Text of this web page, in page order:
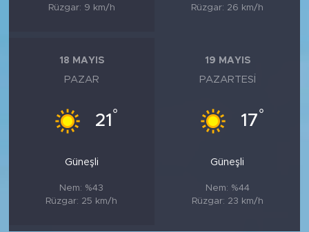
Rüzgar: 9 km/h
Rüzgar: 26 km/h
18 MAYIS
PAZAR
21 °
Güneşli
Nem: %43
Rüzgar: 25 km/h
19 MAYIS
PAZARTESI
17°
Güneşli
Nem: %44
Rüzgar: 23 km/h